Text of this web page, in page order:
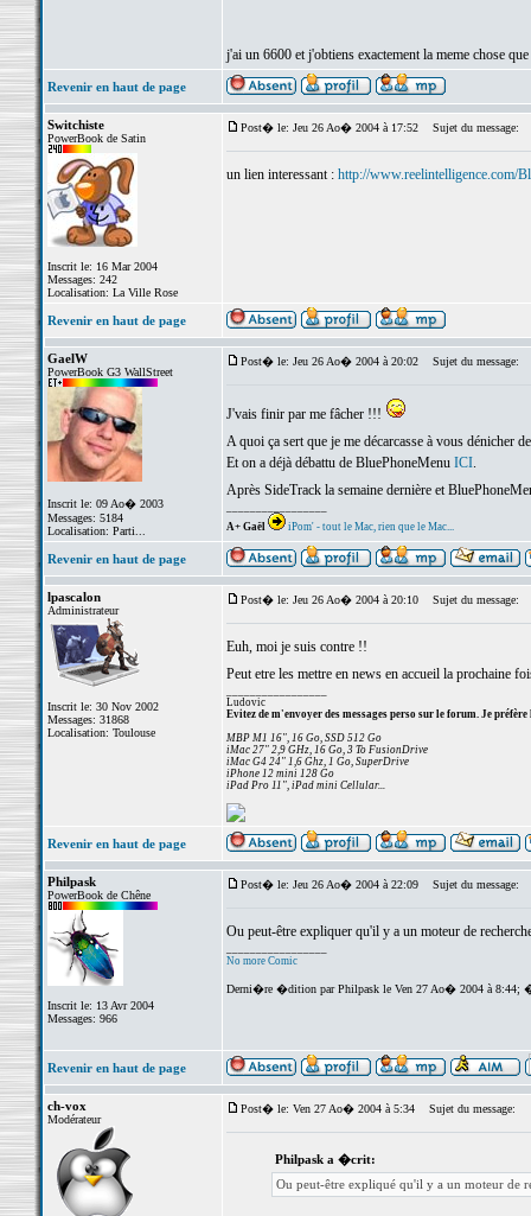
j'ai un 6600 et j'obtiens exactement la meme chose
Revenir en haut de page
Switchiste
PowerBook de Satin
Inscrit le: 16 Mar 2004
Messages: 242
Localisation: La Ville Rose
Post� le: Jeu 26 Ao� 2004 à 17:52 Sujet du message:
un lien interessant : http://www.reelintelligence.com/
Revenir en haut de page
GaelW
PowerBook G3 WallStreet
Inscrit le: 09 Ao� 2003
Messages: 5184
Localisation: Parti...
Post� le: Jeu 26 Ao� 2004 à 20:02 Sujet du message:
J'vais finir par me fâcher !!!
A quoi ça sert que je me décarcasse à vous dénicher
Et on a déjà débattu de BluePhoneMenu ICI.
Après SideTrack la semaine dernière et
A+ Gaël
iPom' - tout le Mac, rien que le Mac...
Revenir en haut de page
lpascalon
Administrateur
Inscrit le: 30 Nov 2002
Messages: 31868
Localisation: Toulouse
Post� le: Jeu 26 Ao� 2004 à 20:10 Sujet du message:
Euh, moi je suis contre !!
Peut etre les mettre en news en accueil la prochaine
Ludovic
Evitez de m'envoyer des messages perso sur le forum. Je préfère
MBP M1 16", 16 Go, SSD 512 Go
iMac 27" 2,9 GHz, 16 Go, 3 To FusionDrive
iMac G4 24" 1,6 Ghz, 1 Go, SuperDrive
iPhone 12 mini 128 Go
iPad Pro 11", iPad mini Cellular...
Revenir en haut de page
Philpask
PowerBook de Chêne
Inscrit le: 13 Avr 2004
Messages: 966
Post� le: Jeu 26 Ao� 2004 à 22:09 Sujet du message:
Ou peut-être expliquer qu'il y a un moteur de
No more Comic
Derni�re �dition par Philpask le Ven 27 Ao� 2004 à
Revenir en haut de page
ch-vox
Modérateur
Post� le: Ven 27 Ao� 2004 à 5:34 Sujet du message:
Philpask a �crit:
Ou peut-être expliqué qu'il y a un moteur de